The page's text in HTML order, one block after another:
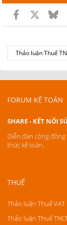
Facebook
Thảo luận Thuế
FORUM KẾ TOÁN
SHARE - KẾT NỐI
Diễn đàn cộng
thức kế toán.
THUẾ
Thảo luận Thuế VAT
Thảo luận Thuế